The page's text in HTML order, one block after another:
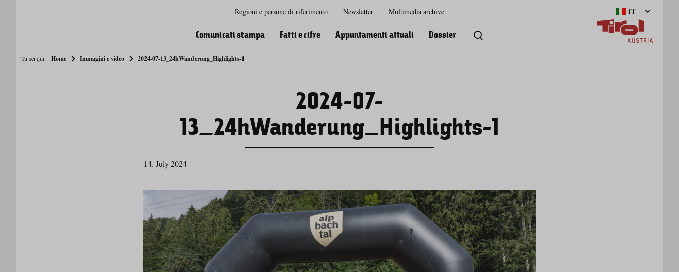
Tu sei qui: Home Immagini e video 2024-07-13_24hWanderung_Highlights-1
Zur
Zur
Zum
Zum
IT
Comunicati stampa Fatti e cifre Appuntamenti attuali Dossier
Regioni e persone di riferimento Newsletter Multimedia archive
2024-07-
13_24hWanderung_Highlights-1
14. July 2024